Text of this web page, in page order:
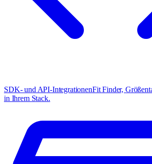
SDK- und API-IntegrationenFit Finder,
in Ihrem Stack.